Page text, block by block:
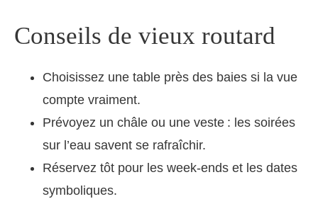
Conseils de vieux routard
Choisissez une table près des baies si la vue
compte vraiment.
Prévoyez un châle ou une veste : les soirées
sur l’eau savent se rafraîchir.
Réservez tôt pour les week-ends et les dates
symboliques.